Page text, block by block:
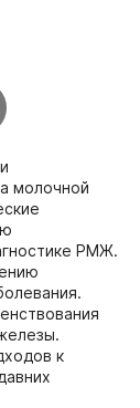
молочной
РМЖ.
к